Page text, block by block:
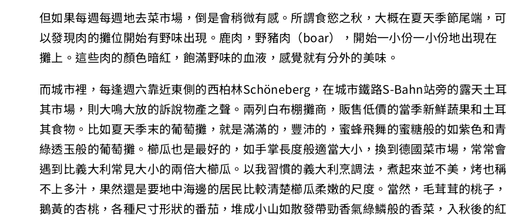
但如果每週每週地去菜市場，倒是會稍微有感。所謂食慾之秋，大概在夏天季節尾端，可
以發現肉的攤位開始有野味出現。鹿肉，野豬肉（boar），開始一小份一小份地出現在
攤上。這些肉的顏色暗紅，飽滿野味的血液，感覺就有分外的美味。
而城市裡，每逢週六靠近東側的西柏林Schöneberg，在城市鐵路S-Bahn站旁的露天土耳
其市場，則大鳴大放的訴說物產之聲。兩列白布棚攤商，販售低價的當季新鮮蔬果和土耳
其食物。比如夏天季末的葡萄攤，就是滿滿的，豐沛的，蜜蜂飛舞的蜜糖般的如紫色和青
綠透玉般的葡萄攤。櫛瓜也是最好的，如手掌長度般適當大小，換到德國菜市場，常常會
遇到比義大利常見大小的兩倍大櫛瓜。以我習慣的義大利烹調法，煮起來並不美，烤也稱
不上多汁，果然還是要地中海邊的居民比較清楚櫛瓜柔嫩的尺度。當然，毛茸茸的桃子，
鵝黃的杏桃，各種尺寸形狀的番茄，堆成小山如散發帶勁香氣綠鱗般的香菜，入秋後的紅